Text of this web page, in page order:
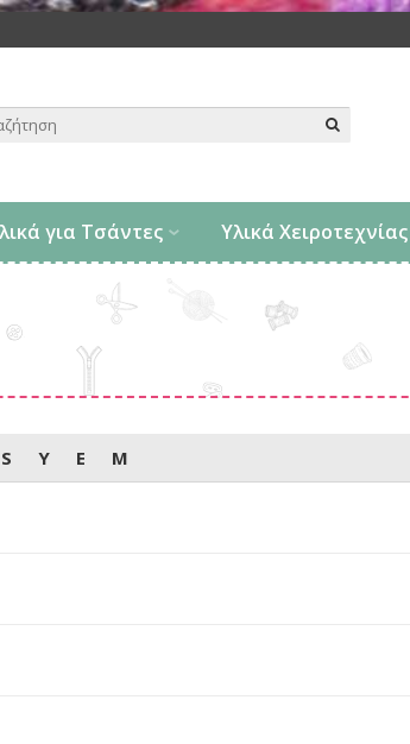
για Τσάντες Υλικά Χειροτεχνίας
S Y Ε Μ